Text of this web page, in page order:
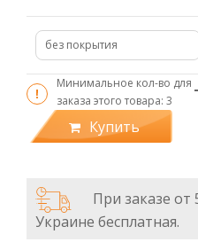
без покрытия
Минимальное кол-во для
заказа этого товара: 3
Купить
При заказе от
Украине бесплатная.